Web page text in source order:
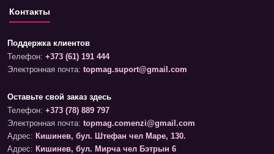
Контакты
Поддержка клиентов
Телефон: +373 (61) 191 444
Электронная почта: topmag.suport@gmail.com
Оставьте свой заказ здесь
Телефон: +373 (78) 889 797
Электронная почта: topmag.comenzi@gmail.com
Адрес: Кишинев, бул. Штефан чел Маре, 130.
Адрес: Кишинев, бул. Мирча чел Бэтрын 6